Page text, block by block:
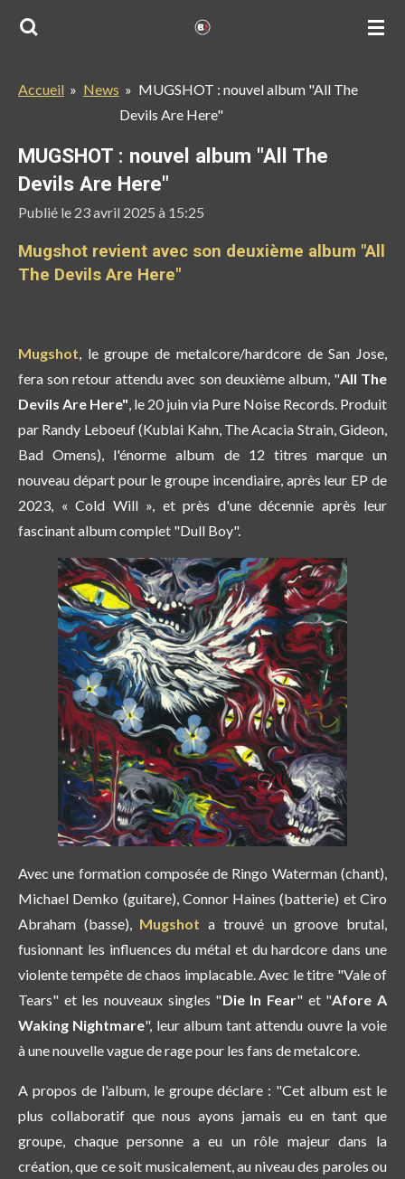
Passer
principal
Accueil » News » MUGSHOT : nouvel album "All The
Devils Are Here"
MUGSHOT : nouvel album "All The
Devils Are Here"
Publié le 23 avril 2025 à 15:25
Mugshot revient avec son deuxième album "All
The Devils Are Here"
Mugshot, le groupe de metalcore/hardcore de San Jose,
fera son retour attendu avec son deuxième album, "All The
Devils Are Here", le 20 juin via Pure Noise Records. Produit
par Randy Leboeuf (Kublai Kahn, The Acacia Strain, Gideon,
Bad Omens), l'énorme album de 12 titres marque un
nouveau départ pour le groupe incendiaire, après leur EP de
2023, « Cold Will », et près d'une décennie après leur
fascinant album complet "Dull Boy".
Avec une formation composée de Ringo Waterman (chant),
Michael Demko (guitare), Connor Haines (batterie) et Ciro
Abraham (basse), Mugshot a trouvé un groove brutal,
fusionnant les influences du métal et du hardcore dans une
violente tempête de chaos implacable. Avec le titre "Vale of
Tears" et les nouveaux singles "Die In Fear" et "Afore A
Waking Nightmare", leur album tant attendu ouvre la voie
à une nouvelle vague de rage pour les fans de metalcore.
A propos de l'album, le groupe déclare : "Cet album est le
plus collaboratif que nous ayons jamais eu en tant que
groupe, chaque personne a eu un rôle majeur dans la
création, que ce soit musicalement, au niveau des paroles ou